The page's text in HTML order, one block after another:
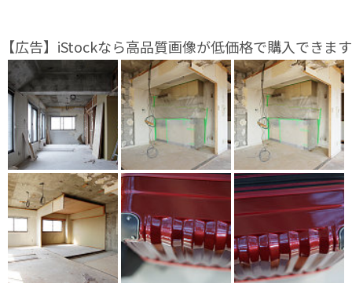
【広告】iStockなら高品質画像が低価格で購入できます